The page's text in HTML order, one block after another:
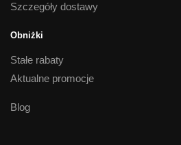
Szczegóły dostawy
Obniżki
Stałe rabaty
Aktualne promocje
Blog